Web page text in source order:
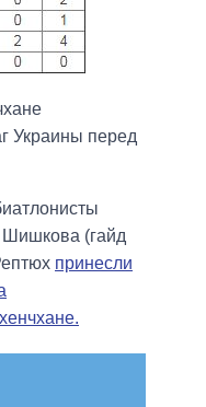
Украины перед
(гайд
принесли